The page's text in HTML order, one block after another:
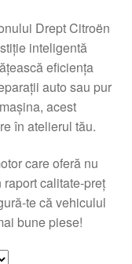
Drept Citroën
inteligentă
eficiența
auto sau pur
acest
în atelierul tău.
care oferă nu
calitate-preț
te că vehiculul
bune piese!